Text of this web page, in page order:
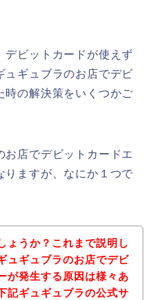
デビットカードが使えず
ュギュブラのお店でデビ
時の解決策をいくつかご
お店でデビットカードエ
りますが、なにか１つで
ょうか？これまで説明し
ュギュブラのお店でデビ
が発生する原因は様々あ
記ギュギュブラの公式サ